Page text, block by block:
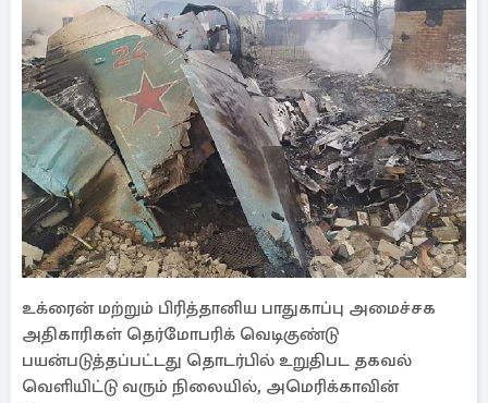
உக்ரைன் மற்றும் பிரித்தானிய பாதுகாப்பு அமைச்சக
அதிகாரிகள் தெர்மோபரிக் வெடிகுண்டு
பயன்படுத்தப்பட்டது தொடர்பில் உறுதிபட தகவல்
வெளியிட்டு வரும் நிலையில், அமெரிக்காவின்